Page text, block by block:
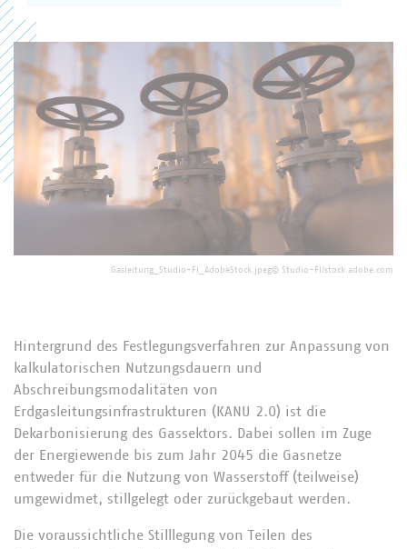
© Studio-FI/stock.adobe.com
Gasleitung_Studio-FI_AdobeStock.jpeg
Hintergrund des Festlegungsverfahren zur Anpassung von
kalkulatorischen Nutzungsdauern und
Abschreibungsmodalitäten von
Erdgasleitungsinfrastrukturen (KANU 2.0) ist die
Dekarbonisierung des Gassektors. Dabei sollen im Zuge
der Energiewende bis zum Jahr 2045 die Gasnetze
entweder für die Nutzung von Wasserstoff (teilweise)
umgewidmet, stillgelegt oder zurückgebaut werden.
Die voraussichtliche Stilllegung von Teilen des